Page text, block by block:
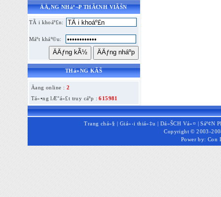
ÄÄ‚NG NHáº¬P THÃ€NH VIÃŠN
TÃ i khoáº£n:
Máº­t kháº©u:
THá»NG KÃŠ
Äang online : 2
Tá»•ng lÆ°á»£t truy cáº­p :615981
Trang chá»§ |Giá»›i thiá»‡u | Dá»ŠCH Vá»¤ |Sáº¢N
Copyright © 2003-
Power by: Con